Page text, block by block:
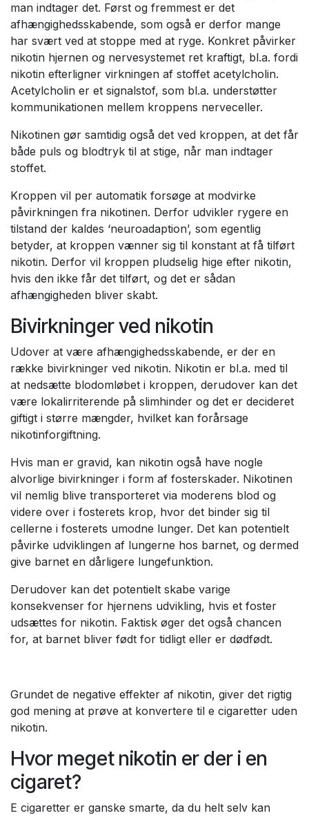
man indtager det. Først og fremmest er det
afhængighedsskabende, som også er derfor mange
har svært ved at stoppe med at ryge. Konkret påvirker
nikotin hjernen og nervesystemet ret kraftigt, bl.a. fordi
nikotin efterligner virkningen af stoffet acetylcholin.
Acetylcholin er et signalstof, som bl.a. understøtter
kommunikationen mellem kroppens nerveceller.
Nikotinen gør samtidig også det ved kroppen, at det får
både puls og blodtryk til at stige, når man indtager
stoffet.
Kroppen vil per automatik forsøge at modvirke
påvirkningen fra nikotinen. Derfor udvikler rygere en
tilstand der kaldes ‘neuroadaption’, som egentlig
betyder, at kroppen vænner sig til konstant at få tilført
nikotin. Derfor vil kroppen pludselig hige efter nikotin,
hvis den ikke får det tilført, og det er sådan
afhængigheden bliver skabt.
Bivirkninger ved nikotin
Udover at være afhængighedsskabende, er der en
række bivirkninger ved nikotin. Nikotin er bl.a. med til
at nedsætte blodomløbet i kroppen, derudover kan det
være lokalirriterende på slimhinder og det er decideret
giftigt i større mængder, hvilket kan forårsage
nikotinforgiftning.
Hvis man er gravid, kan nikotin også have nogle
alvorlige bivirkninger i form af fosterskader. Nikotinen
vil nemlig blive transporteret via moderens blod og
videre over i fosterets krop, hvor det binder sig til
cellerne i fosterets umodne lunger. Det kan potentielt
påvirke udviklingen af lungerne hos barnet, og dermed
give barnet en dårligere lungefunktion.
Derudover kan det potentielt skabe varige
konsekvenser for hjernens udvikling, hvis et foster
udsættes for nikotin. Faktisk øger det også chancen
for, at barnet bliver født for tidligt eller er dødfødt.
Grundet de negative effekter af nikotin, giver det rigtig
god mening at prøve at konvertere til e cigaretter uden
nikotin.
Hvor meget nikotin er der i en
cigaret?
E cigaretter er ganske smarte, da du helt selv kan